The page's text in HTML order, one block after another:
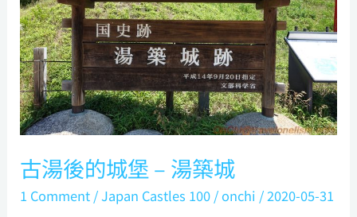
古湯後的城堡 – 湯築城
1 Comment /Japan Castles 100 /onchi / 2020-05-31
城
堡
–
湯
築
城